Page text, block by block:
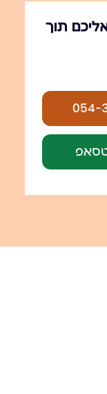
תוך